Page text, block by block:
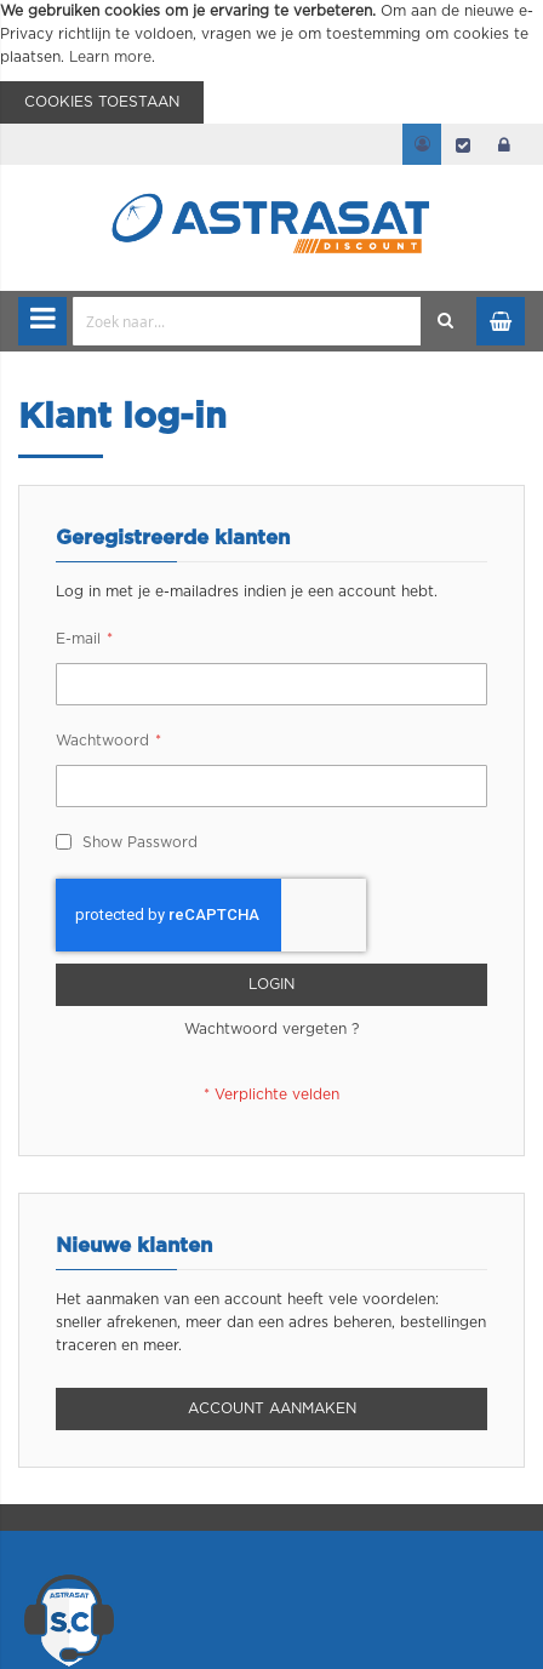
We gebruiken cookies om je ervaring te verbeteren. Om aan de nieuwe e-
Privacy richtlijn te voldoen, vragen we je om toestemming om cookies te
plaatsen.
Learn more.
COOKIES TOESTAAN
Klant log-in
Geregistreerde klanten
Log in met je e-mailadres indien je een account hebt.
E-mail
Wachtwoord
Show Password
LOGIN
Wachtwoord vergeten ?
Nieuwe klanten
Het aanmaken van een account heeft vele voordelen:
sneller afrekenen, meer dan een adres beheren, bestellingen
traceren en meer.
ACCOUNT AANMAKEN